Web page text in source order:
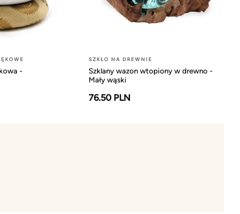
-
SZKŁO NA DREWNIE
Szklany wazon wtopiony w drewno -
Mały wąski
76.50 PLN